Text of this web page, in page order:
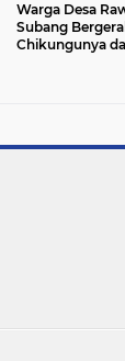
Warga Desa
Subang
Chikungunya